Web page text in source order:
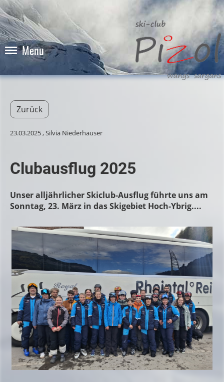
Menu
Zurück
23.03.2025, Silvia Niederhauser
Clubausflug 2025
Unser alljährlicher Skiclub-Ausflug führte uns am
Sonntag, 23. März in das Skigebiet Hoch-Ybrig....